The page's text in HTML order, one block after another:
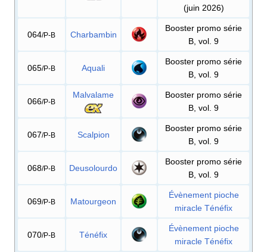
(juin 2026)
064/P-B Charbambin
Booster promo série
B, vol. 9
065/P-B Aquali
Booster promo série
B, vol. 9
066/P-B
Malvalame
Booster promo série
B, vol. 9
067/P-B Scalpion
Booster promo série
B, vol. 9
068/P-B Deusolourdo
Booster promo série
B, vol. 9
069/P-B Matourgeon
Évènement pioche
miracle Ténéfix
070/P-B Ténéfix
Évènement pioche
miracle Ténéfix